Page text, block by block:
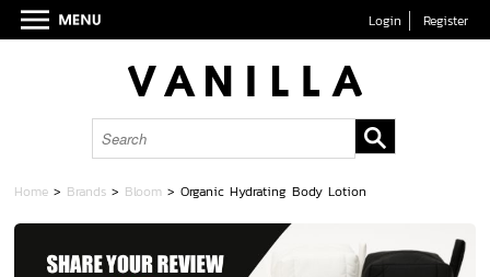
Login Register
Home > Brands > Bloom >Organic Hydrating Body Lotion